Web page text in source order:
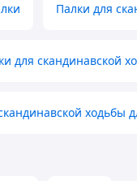
Палки для
для скандинавской
ходьбы